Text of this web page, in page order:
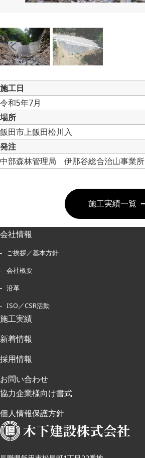
施工日
令和5年7月
場所
飯田市上飯田松川入
発注
中部森林管理局 伊那谷総合治山事業所
施工実績一覧
会社情報
ご挨拶／基本方針
会社概要
沿革
ISO／CSR活動
施工実績
新着情報
採用情報
お問い合わせ
協力企業様向け書式
個人情報保護方針